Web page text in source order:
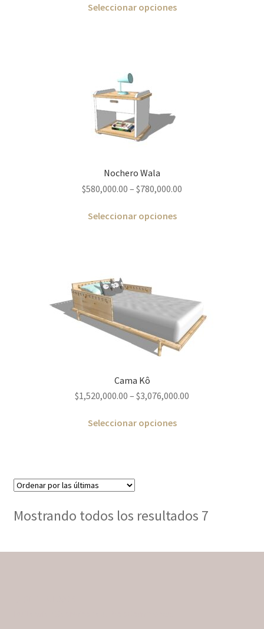
Seleccionar opciones
Nochero Wala
$580,000.00 – $780,000.00
Seleccionar opciones
Cama Kô
$1,520,000.00 – $3,076,000.00
Seleccionar opciones
Mostrando todos los resultados 7